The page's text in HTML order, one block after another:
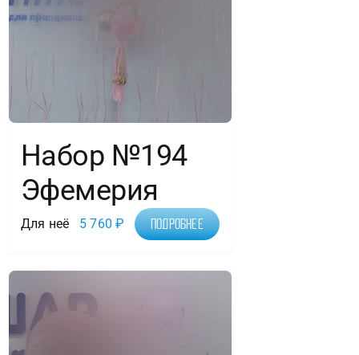
Набор №194
Эфемерия
Для неё 5 760₽ Подробнее